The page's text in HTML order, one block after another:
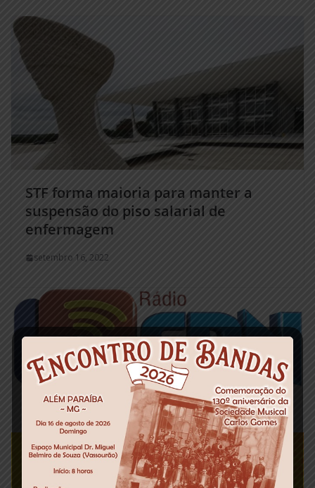
STF forma maioria para manter a
suspensão do piso salarial de
enfermagem
setembro 16, 2022